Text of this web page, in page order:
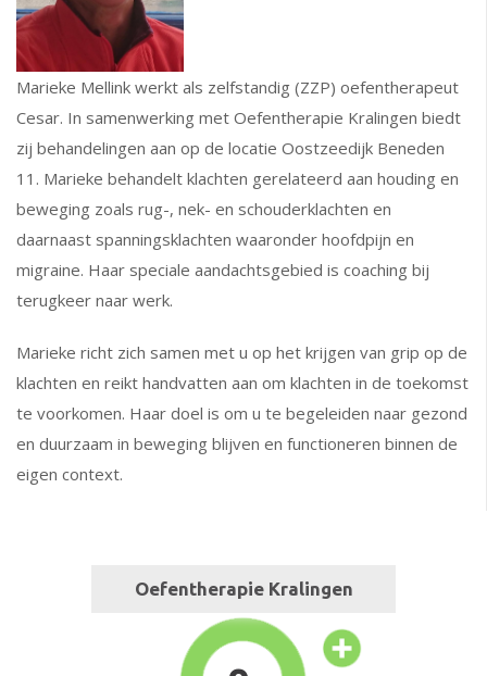
Marieke Mellink werkt als zelfstandig (ZZP) oefentherapeut
Cesar. In samenwerking met Oefentherapie Kralingen biedt
zij behandelingen aan op de locatie Oostzeedijk Beneden
11. Marieke behandelt klachten gerelateerd aan houding en
beweging zoals rug-, nek- en schouderklachten en
daarnaast spanningsklachten waaronder hoofdpijn en
migraine. Haar speciale aandachtsgebied is coaching bij
terugkeer naar werk.
Marieke richt zich samen met u op het krijgen van grip op de
klachten en reikt handvatten aan om klachten in de toekomst
te voorkomen. Haar doel is om u te begeleiden naar gezond
en duurzaam in beweging blijven en functioneren binnen de
eigen context.